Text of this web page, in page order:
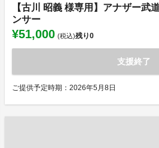
【古川 昭義 様専用】アナザー武
ンサー
¥51,000 (税込)残り0
支援終了
ご提供予定時期：2026年5月8日